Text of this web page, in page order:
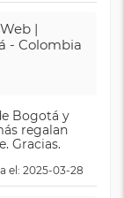
|
- Colombia
Bogotá y
regalan
Gracias.
el: 2025-03-28